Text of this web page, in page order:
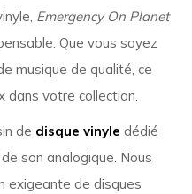
Emergency On Planet
Que vous soyez
musique de qualité, ce
dans votre collection.
de disque vinyle dédié
son analogique. Nous
exigeante de disques